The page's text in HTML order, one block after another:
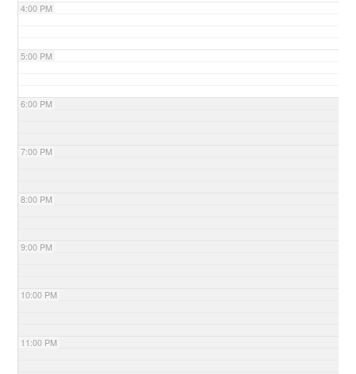
4:00 PM
5:00 PM
6:00 PM
7:00 PM
8:00 PM
9:00 PM
10:00 PM
11:00 PM